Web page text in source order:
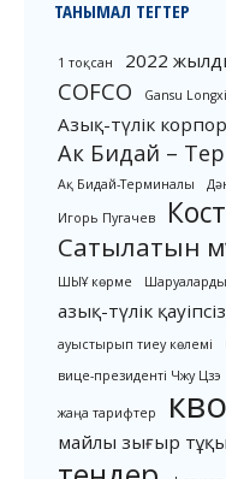
ТАНЫМАЛ ТЕГТЕР
1 тоқсан 2022
COFCO Gansu
Азық-түлік
Ак Бидай –
Ақ Бидай-Терминалы
Игорь Пугачев
Сатылатын
ШЫҰ көрме
азық-түлік
ауыстырып тиеу көлемі
вице-президенті Чжу Цзэ
жаңа тарифтер
майлы зығыр